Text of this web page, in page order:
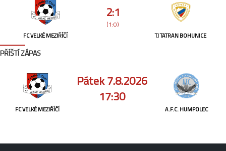
FC VELKÉ MEZIŘÍČÍ
2:1
(1:0)
TJ TATRAN BOHUNICE
PŘÍŠTÍ ZÁPAS
FC VELKÉ MEZIŘÍČÍ
Pátek 7.8.2026
17:30
A.F.C. HUMPOLEC